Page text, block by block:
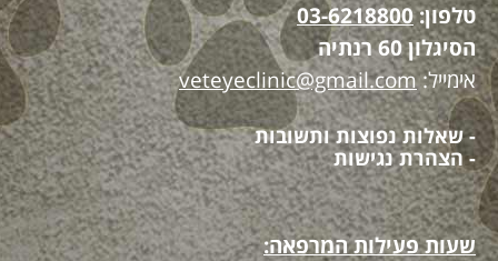
טלפון:03-6218800
הסיגלון 60 רנתיה
אימייל:veteyeclinic@gmail.com
- שאלות נפוצות ותשובות
- הצהרת נגישות
שעות פעילות המרפאה: